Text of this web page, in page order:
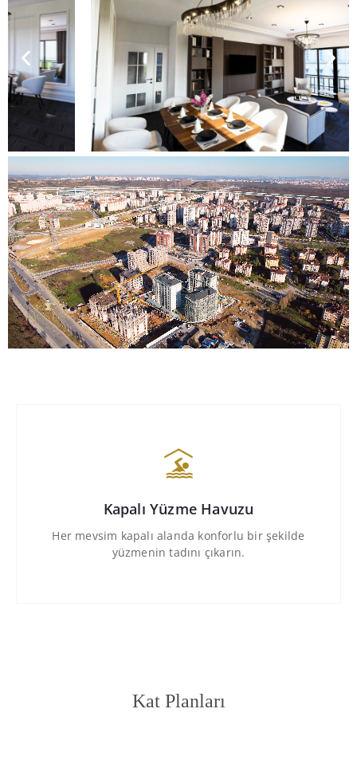
Kapalı Yüzme Havuzu
Her mevsim kapalı alanda konforlu bir şekilde
yüzmenin tadını çıkarın.
Kat Planları